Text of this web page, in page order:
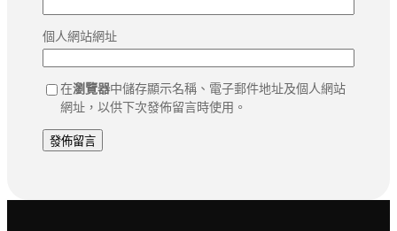
個人網站網址
在瀏覽器中儲存顯示名稱、電子郵件地址及個人網站
網址，以供下次發佈留言時使用。